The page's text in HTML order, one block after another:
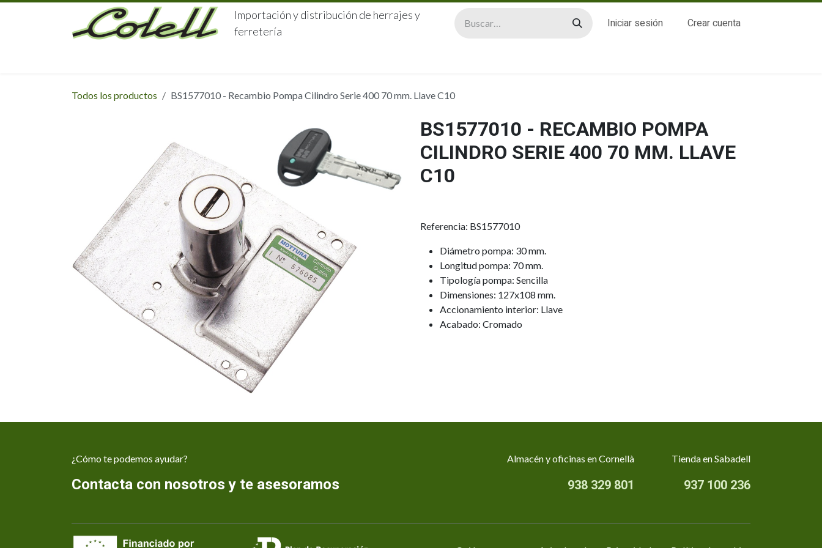
Ir al contenido
Importación y distribución de herrajes y
ferretería
Iniciar sesión Crear cuenta
Todos los productos BS1577010 - Recambio Pompa Cilindro Serie 400 70 mm. Llave C10
BS1577010 - RECAMBIO POMPA
CILINDRO SERIE 400 70 MM. LLAVE
C10
Referencia: BS1577010
Diámetro pompa: 30 mm.
Longitud pompa: 70 mm.
Tipología pompa: Sencilla
Dimensiones: 127x108 mm.
Accionamiento interior: Llave
Acabado: Cromado
¿Cómo te podemos ayudar?
Contacta con nosotros y te asesoramos
Almacén y oficinas en Cornellà
938 329 801
Tienda en Sabadell
937 100 236